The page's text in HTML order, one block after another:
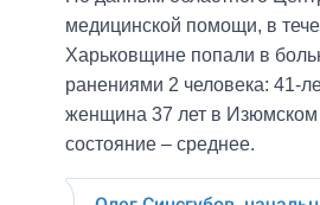
медицинской помощи, в
Харьковщине попали в
ранениями 2 человека: 41-
женщина 37 лет в
состояние – среднее.